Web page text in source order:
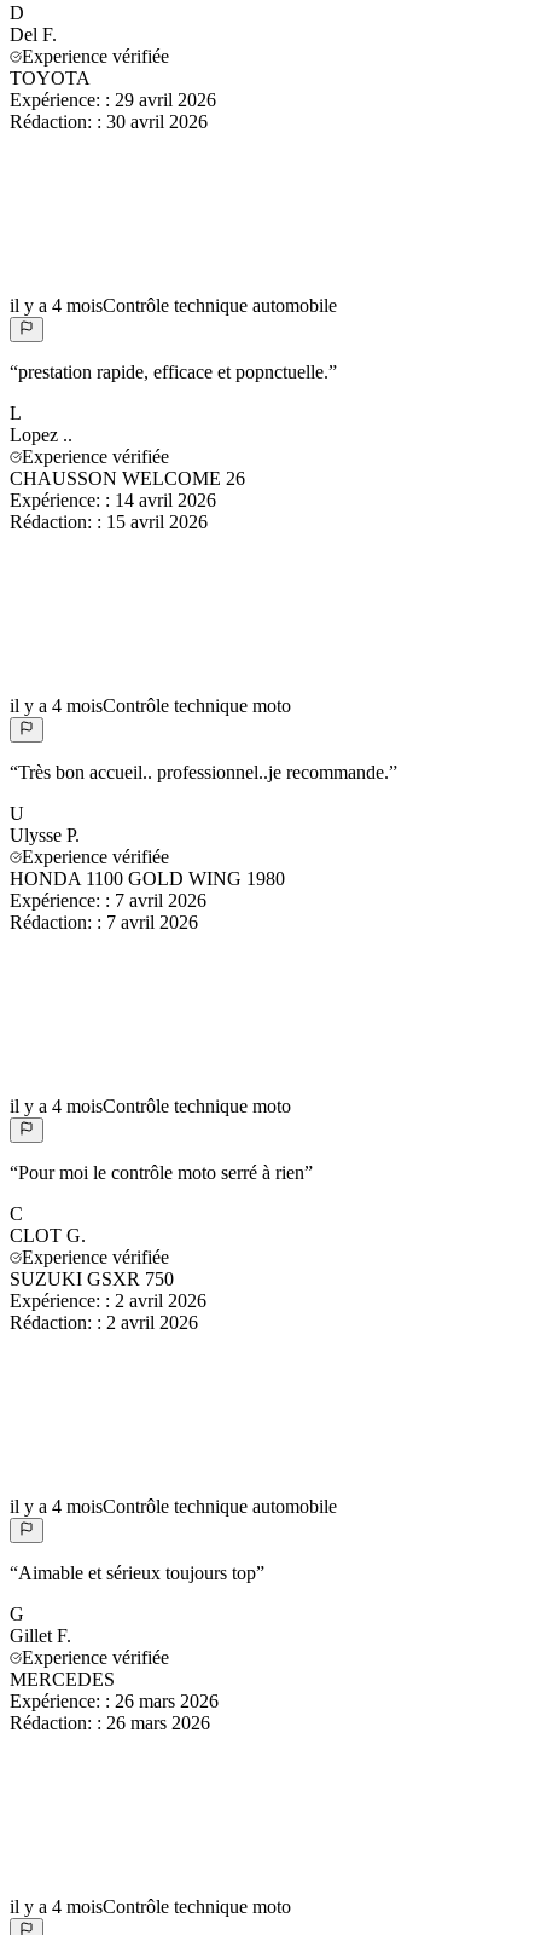
D
Del F.
Experience vérifiée
TOYOTA
Expérience: : 29 avril 2026
Rédaction: : 30 avril 2026
il y a 4 moisContrôle technique automobile
“prestation rapide, efficace et popnctuelle.”
L
Lopez ..
Experience vérifiée
CHAUSSON WELCOME 26
Expérience: : 14 avril 2026
Rédaction: : 15 avril 2026
il y a 4 moisContrôle technique moto
“Très bon accueil.. professionnel..je recommande.”
U
Ulysse P.
Experience vérifiée
HONDA 1100 GOLD WING 1980
Expérience: : 7 avril 2026
Rédaction: : 7 avril 2026
il y a 4 moisContrôle technique moto
“Pour moi le contrôle moto serré à rien”
C
CLOT G.
Experience vérifiée
SUZUKI GSXR 750
Expérience: : 2 avril 2026
Rédaction: : 2 avril 2026
il y a 4 moisContrôle technique automobile
“Aimable et sérieux toujours top”
G
Gillet F.
Experience vérifiée
MERCEDES
Expérience: : 26 mars 2026
Rédaction: : 26 mars 2026
il y a 4 moisContrôle technique moto